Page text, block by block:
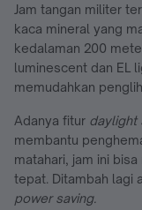
Jam tangan militer
kaca mineral yang
kedalaman 200
luminescent dan EL
memudahkan
Adanya fitur daylight
membantu
matahari, jam ini
tepat. Ditambah lagi
power saving.